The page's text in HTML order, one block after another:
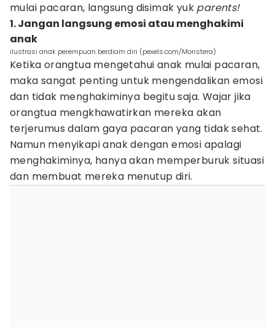
mulai pacaran, langsung disimak yuk parents!
1. Jangan langsung emosi atau menghakimi
anak
ilustrasi anak perempuan berdiam diri (pexels.com/Monstera)
Ketika orangtua mengetahui anak mulai pacaran,
maka sangat penting untuk mengendalikan emosi
dan tidak menghakiminya begitu saja. Wajar jika
orangtua mengkhawatirkan mereka akan
terjerumus dalam gaya pacaran yang tidak sehat.
Namun menyikapi anak dengan emosi apalagi
menghakiminya, hanya akan memperburuk situasi
dan membuat mereka menutup diri.